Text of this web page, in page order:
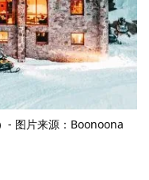
- 图片来源：Boonoona